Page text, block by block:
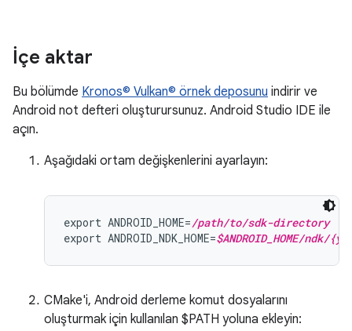
İçe aktar
Bu bölümde Kronos© Vulkan© örnek deposunu indirir ve
Android not defteri oluşturursunuz. Android Studio IDE ile
açın.
Aşağıdaki ortam değişkenlerini ayarlayın:
export ANDROID_HOME=/path/to/sdk-directory
export ANDROID_NDK_HOME=$ANDROID_HOME/
CMake'i, Android derleme komut dosyalarını
oluşturmak için kullanılan $PATH yoluna ekleyin: